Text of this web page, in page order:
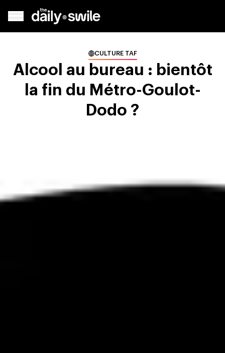
CULTURE TAF
Alcool au bureau : bientôt
la fin du Métro-Goulot-
Dodo ?